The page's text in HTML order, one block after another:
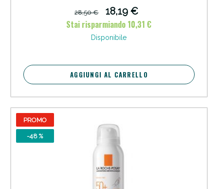
28,50 €
18,19 €
Stai risparmiando 10,31 €
Disponibile
AGGIUNGI AL CARRELLO
PROMO
-48 %